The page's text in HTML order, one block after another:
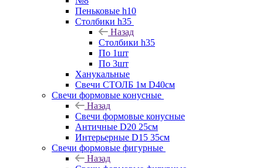
Пеньковые h10
Столбики h35
Назад
Столбики h35
По 1шт
По 3шт
Ханукальные
Свечи СТОЛБ 1м D40см
Свечи формовые конусные
Назад
Свечи формовые конусные
Античные D20 25см
Интерьерные D15 35см
Свечи формовые фигурные
Назад